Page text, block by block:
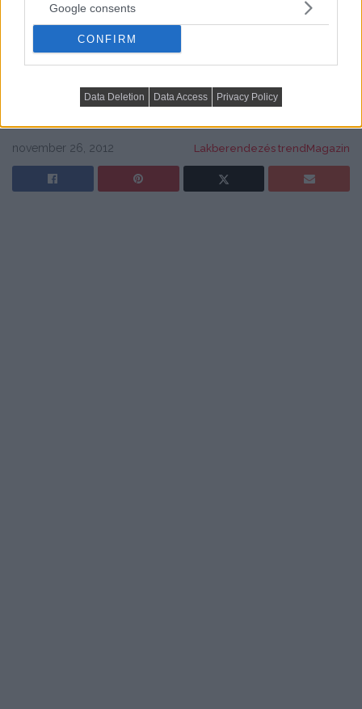
Google consents
CONFIRM
Data Deletion Data Access Privacy Policy
jelenjenek meg cikkeink a Google-találataidban.
cserépkályha fűtőérték
kandalló
november 26, 2012 Lakberendezés trendMagazin